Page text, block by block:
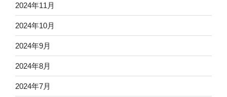
2024年11月
2024年10月
2024年9月
2024年8月
2024年7月